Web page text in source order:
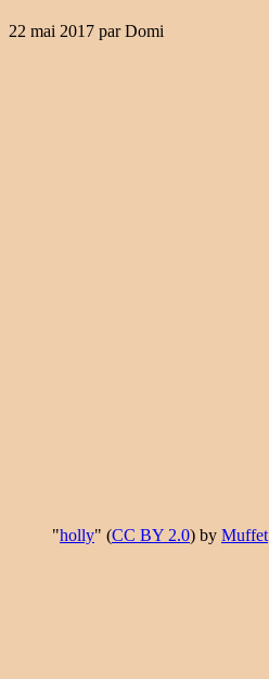
22 mai 2017 parDomi
"holly" (CC BY 2.0) by Muffet